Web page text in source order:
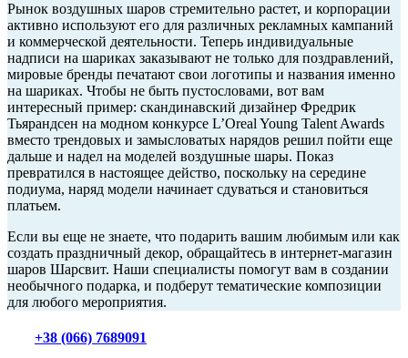
Рынок воздушных шаров стремительно растет, и корпорации
активно используют его для различных рекламных кампаний
и коммерческой деятельности. Теперь индивидуальные
надписи на шариках заказывают не только для поздравлений,
мировые бренды печатают свои логотипы и названия именно
на шариках. Чтобы не быть пустословами, вот вам
интересный пример: скандинавский дизайнер Фредрик
Тьярандсен на модном конкурсе L’Oreal Young Talent Awards
вместо трендовых и замысловатых нарядов решил пойти еще
дальше и надел на моделей воздушные шары. Показ
превратился в настоящее действо, поскольку на середине
подиума, наряд модели начинает сдуваться и становиться
платьем.
Если вы еще не знаете, что подарить вашим любимым или как
создать праздничный декор, обращайтесь в интернет-магазин
шаров Шарсвит. Наши специалисты помогут вам в создании
необычного подарка, и подберут тематические композиции
для любого мероприятия.
+38 (066) 7689091